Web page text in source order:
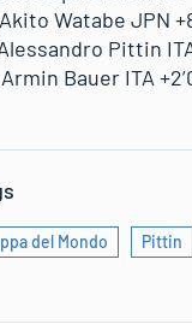
Watabe JPN
Pittin
Bauer ITA
del Mondo Pittin